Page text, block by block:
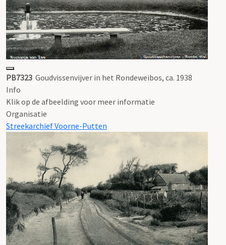
PB7323 Goudvissenvijver in het Rondeweibos, ca. 1938
Info
Klik op de afbeelding voor meer informatie
Organisatie
Streekarchief Voorne-Putten